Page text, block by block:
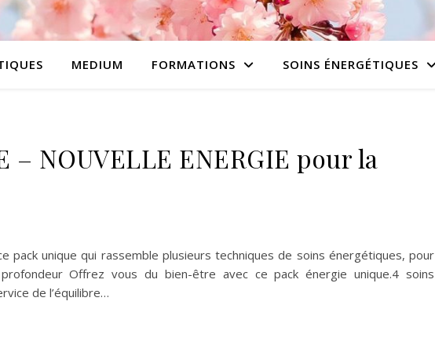
MEDIUM FORMATIONS SOINS ÉNERGÉTIQUES
– NOUVELLE ENERGIE pour la
pack unique qui rassemble plusieurs techniques de soins énergétiques, pour
Offrez vous du bien-être avec ce pack énergie unique.4 soins
de l’équilibre…